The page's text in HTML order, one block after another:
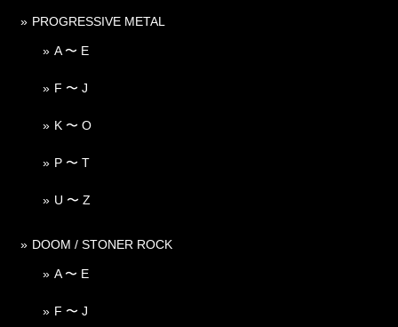
PROGRESSIVE METAL
A 〜 E
F 〜 J
K 〜 O
P 〜 T
U 〜 Z
DOOM / STONER ROCK
A 〜 E
F 〜 J